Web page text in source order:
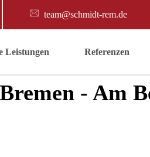
team@schmidt-rem.de
Leistungen Referenzen
- Am